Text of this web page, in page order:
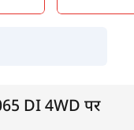
DI 4WD पर